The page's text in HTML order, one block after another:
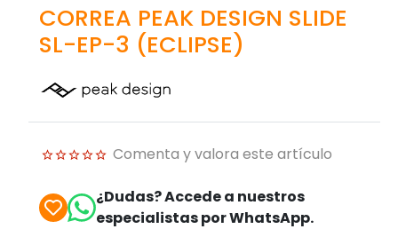
CORREA PEAK DESIGN SLIDE
SL-EP-3 (ECLIPSE)
Comenta y valora este artículo
¿Dudas? Accede a nuestros
especialistas por WhatsApp.